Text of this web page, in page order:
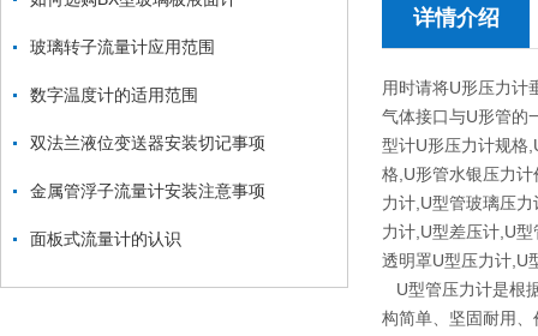
玻璃转子流量计应用范围
数字温度计的适用范围
双法兰液位变送器安装切记事项
金属管浮子流量计安装注意事项
面板式流量计的认识
详情介绍
用时请将U形压力计
气体接口与U形管的
型计U形压力计规格
格,U形管水银压力
力计,U型管玻璃压
力计,U型差压计,U
透明罩U型压力计,U
U型管压力计是根
构简单、坚固耐用